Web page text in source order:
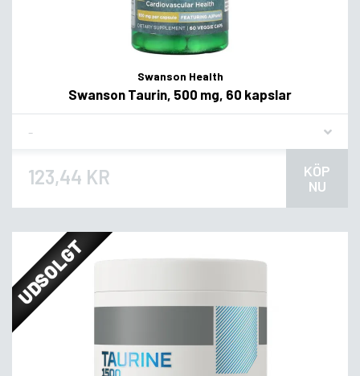
Swanson Health
Swanson Taurin, 500 mg, 60 kapslar
123,44 KR
KÖP
NU
UDSOLGT